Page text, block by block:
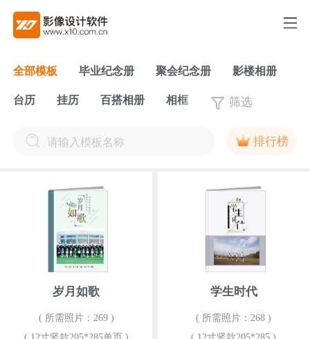
全部模板 毕业纪念册 聚会纪念册 影楼相册
台历 挂历 百搭相册 相框 筛选
排行榜
岁月如歌
( 所需照片：269 )
学生时代
( 所需照片：268 )